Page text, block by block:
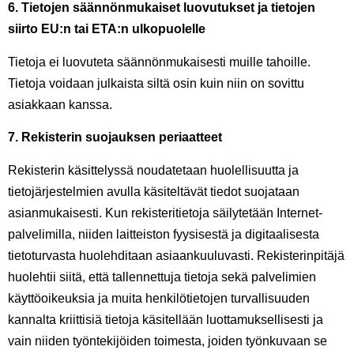
6. Tietojen säännönmukaiset luovutukset ja tietojen
siirto EU:n tai ETA:n ulkopuolelle
Tietoja ei luovuteta säännönmukaisesti muille tahoille.
Tietoja voidaan julkaista siltä osin kuin niin on sovittu
asiakkaan kanssa.
7. Rekisterin suojauksen periaatteet
Rekisterin käsittelyssä noudatetaan huolellisuutta ja
tietojärjestelmien avulla käsiteltävät tiedot suojataan
asianmukaisesti. Kun rekisteritietoja säilytetään Internet-
palvelimilla, niiden laitteiston fyysisestä ja digitaalisesta
tietoturvasta huolehditaan asiaankuuluvasti. Rekisterinpitäjä
huolehtii siitä, että tallennettuja tietoja sekä palvelimien
käyttöoikeuksia ja muita henkilötietojen turvallisuuden
kannalta kriittisiä tietoja käsitellään luottamuksellisesti ja
vain niiden työntekijöiden toimesta, joiden työnkuvaan se